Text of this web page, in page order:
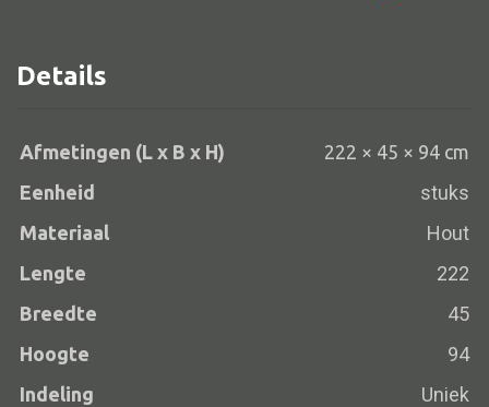
Bank gestoffeerd
Bank IJzer
Chaise longues
Poef
Alle lampen
Hanglamp
Details
Afmetingen (L x B x H)
222 × 45 × 94 cm
Eenheid
stuks
Materiaal Hout
Lengte 222
Breedte 45
Hoogte 94
Indeling Uniek